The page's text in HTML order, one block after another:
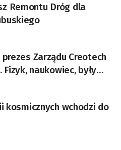
Remontu Dróg dla
Zarządu Creotech
Genewie,
nauk fizycznych,
Sektorowej ds.
Lotniczo-
kosmicznych wchodzi do